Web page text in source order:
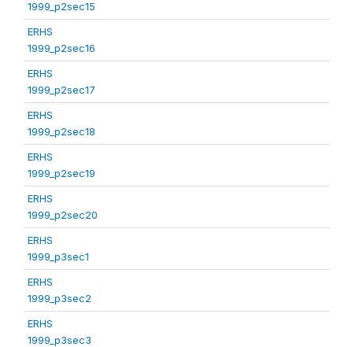
1999_p2sec15
ERHS
1999_p2sec16
ERHS
1999_p2sec17
ERHS
1999_p2sec18
ERHS
1999_p2sec19
ERHS
1999_p2sec20
ERHS
1999_p3sec1
ERHS
1999_p3sec2
ERHS
1999_p3sec3